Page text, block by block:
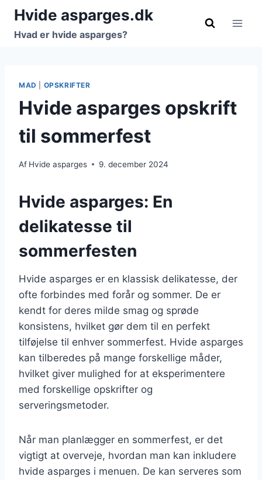
Fortsæt
indhold
Hvide asparges.dk
Hvad er hvide asparges?
MAD OPSKRIFTER
Hvide asparges opskrift
til sommerfest
Af Hvide asparges 9. december 2024
Hvide asparges: En
delikatesse til
sommerfesten
Hvide asparges er en klassisk delikatesse, der
ofte forbindes med forår og sommer. De er
kendt for deres milde smag og sprøde
konsistens, hvilket gør dem til en perfekt
tilføjelse til enhver sommerfest. Hvide asparges
kan tilberedes på mange forskellige måder,
hvilket giver mulighed for at eksperimentere
med forskellige opskrifter og
serveringsmetoder.
Når man planlægger en sommerfest, er det
vigtigt at overveje, hvordan man kan inkludere
hvide asparges i menuen. De kan serveres som